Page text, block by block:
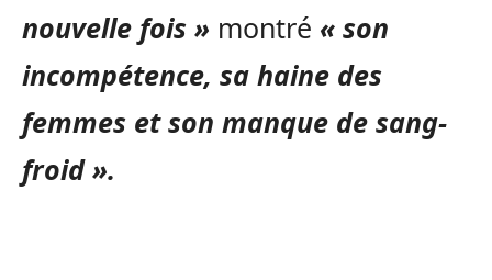
nouvelle fois » montré « son
incompétence, sa haine des
femmes et son manque de sang-
froid ».